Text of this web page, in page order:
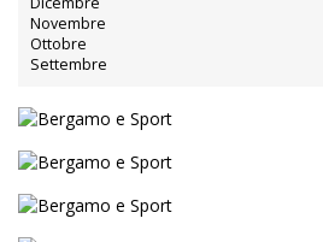
2013
Dicembre
Novembre
Ottobre
Agosto
Luglio
Giugno
Maggio
Aprile
Marzo